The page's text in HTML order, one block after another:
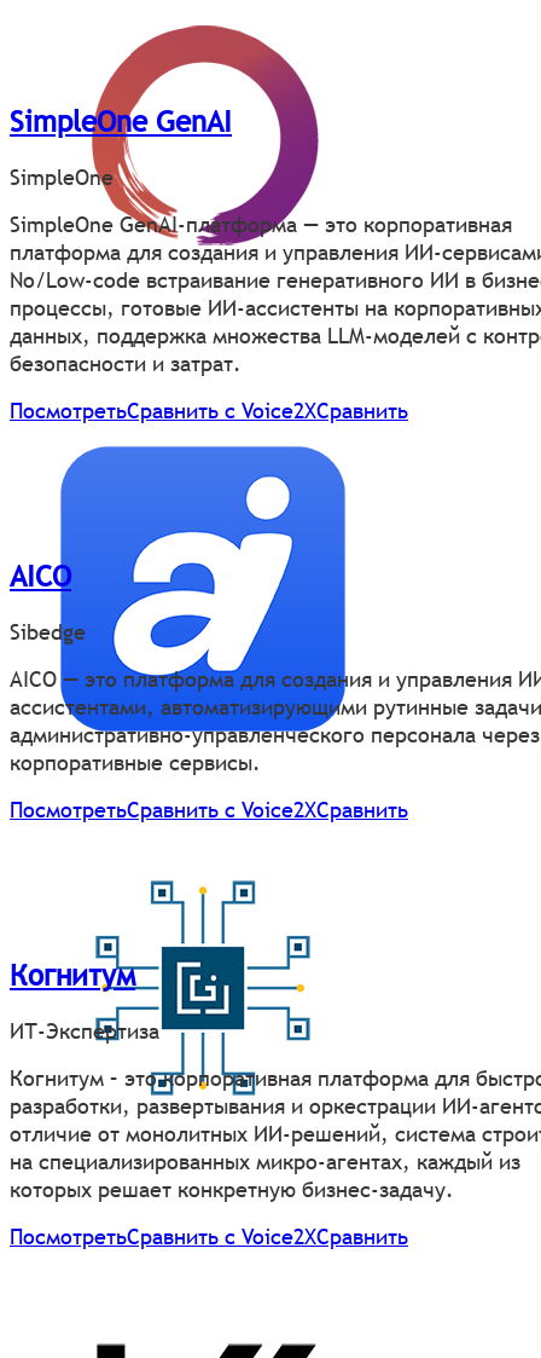
SimpleOne GenAI
SimpleOne
SimpleOne GenAI-платформа — это корпоративная
платформа для создания и управления ИИ-
No/Low-code встраивание генеративного ИИ в
процессы, готовые ИИ-ассистенты на
данных, поддержка множества LLM-моделей с
безопасности и затрат.
ПосмотретьСравнить с Voice2XСравнить
AICO
Sibedge
AICO — это платформа для создания и управления
ассистентами, автоматизирующими рутинные задачи
административно-управленческого персонала через
корпоративные сервисы.
ПосмотретьСравнить с Voice2XСравнить
Когнитум
ИТ-Экспертиза
Когнитум – это корпоративная платформа для
разработки, развертывания и оркестрации ИИ-
отличие от монолитных ИИ-решений, система
на специализированных микро-агентах, каждый из
которых решает конкретную бизнес-задачу.
ПосмотретьСравнить с Voice2XСравнить